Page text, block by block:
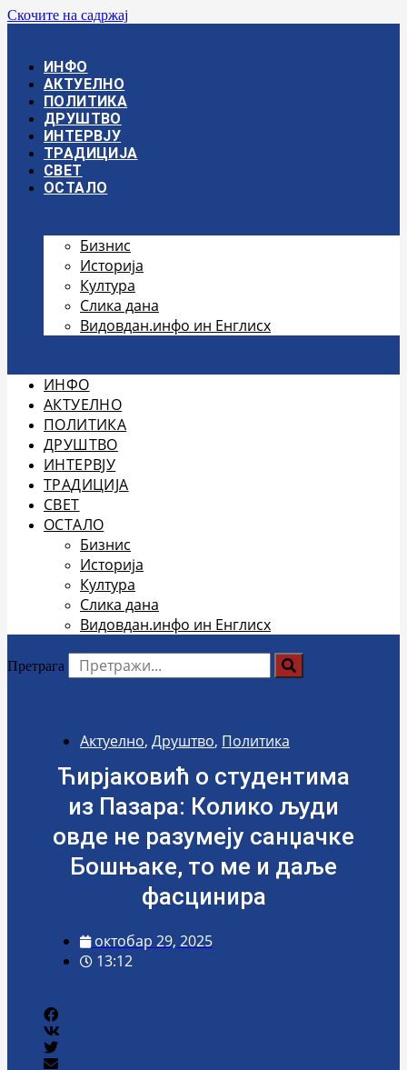
Скочите на садржај
ИНФО
АКТУЕЛНО
ПОЛИТИКА
ДРУШТВО
ИНТЕРВЈУ
ТРАДИЦИЈА
СВЕТ
ОСТАЛО
Бизнис
Историја
Култура
Слика дана
Видовдан.инфо ин Енглисх
ИНФО
АКТУЕЛНО
ПОЛИТИКА
ДРУШТВО
ИНТЕРВЈУ
ТРАДИЦИЈА
СВЕТ
ОСТАЛО
Бизнис
Историја
Култура
Слика дана
Видовдан.инфо ин Енглисх
Претрага
Актуелно, Друштво, Политика
Ћирјаковић о студентима
из Пазара: Колико људи
овде не разумеју санџачке
Бошњаке, то ме и даље
фасцинира
октобар 29, 2025
13:12